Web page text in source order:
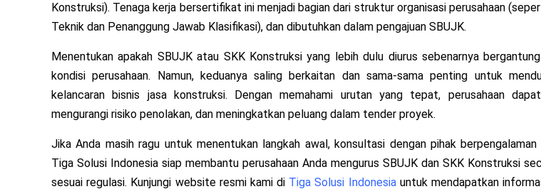
Konstruksi). Tenaga kerja bersertifikat ini menjadi bagian dari struktur organisasi perusahaan
Teknik dan Penanggung Jawab Klasifikasi), dan dibutuhkan dalam pengajuan SBUJK.
Menentukan apakah SBUJK atau SKK Konstruksi yang lebih dulu diurus sebenarnya
kondisi perusahaan. Namun, keduanya saling berkaitan dan sama-sama penting untuk
kelancaran bisnis jasa konstruksi. Dengan memahami urutan yang tepat, perusahaan
mengurangi risiko penolakan, dan meningkatkan peluang dalam tender proyek.
Jika Anda masih ragu untuk menentukan langkah awal, konsultasi dengan pihak
Tiga Solusi Indonesia siap membantu perusahaan Anda mengurus SBUJK dan SKK Konstruksi
sesuai regulasi. Kunjungi website resmi kami di Tiga Solusi Indonesiauntuk mendapatkan